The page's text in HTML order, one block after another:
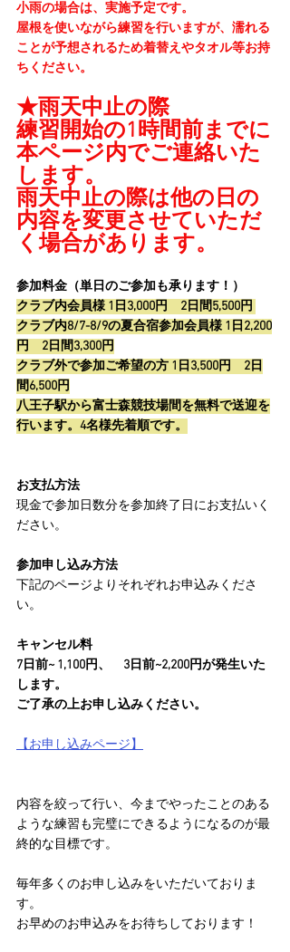
小雨の場合は、実施予定です。
屋根を使いながら練習を行いますが、濡れる
ことが予想されるため着替えやタオル等お持
ちください。
★雨天中止の際
練習開始の1時間前までに
本ページ内でご連絡いた
します。
雨天中止の際は他の日の
内容を変更させていただ
く場合があります。
参加料金（単日のご参加も承ります！）
クラブ内会員様 1日3,000円　2日間5,500円
クラブ内8/7-8/9の夏合宿参加会員様 1日2,200
円　2日間3,300円
クラブ外で参加ご希望の方 1日3,500円　2日
間6,500円
八王子駅から富士森競技場間を無料で送迎を
行います。4名様先着順です。
お支払方法
現金で参加日数分を参加終了日にお支払いく
ださい。
参加申し込み方法
下記のページよりそれぞれお申込みくださ
い。
キャンセル料
7日前~ 1,100円、　3日前~2,200円が発生いた
します。
ご了承の上お申し込みください。
【お申し込みページ】
内容を絞って行い、今までやったことのある
ような練習も完璧にできるようになるのが最
終的な目標です。
毎年多くのお申し込みをいただいておりま
す。
お早めのお申込みをお待ちしております！